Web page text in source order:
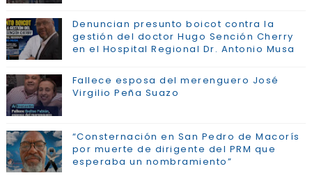
Denuncian presunto boicot contra la
gestión del doctor Hugo Sención Cherry
en el Hospital Regional Dr. Antonio Musa
Fallece esposa del merenguero José
Virgilio Peña Suazo
“Consternación en San Pedro de Macorís
por muerte de dirigente del PRM que
esperaba un nombramiento”